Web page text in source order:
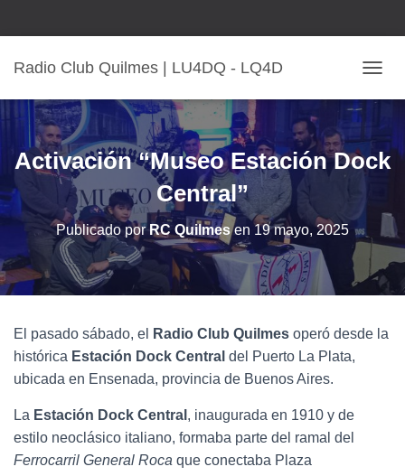
Radio Club Quilmes | LU4DQ - LQ4D
A
A
D
D
V
Activación “Museo Estación Dock
Central”
Publicado porRC Quilmesen 19 mayo, 2025
El pasado sábado, el Radio Club Quilmes operó desde la
histórica Estación Dock Central del Puerto La Plata,
ubicada en Ensenada, provincia de Buenos Aires.
La Estación Dock Central , inaugurada en 1910 y de
estilo neoclásico italiano, formaba parte del ramal del
Ferrocarril General Roca que conectaba Plaza